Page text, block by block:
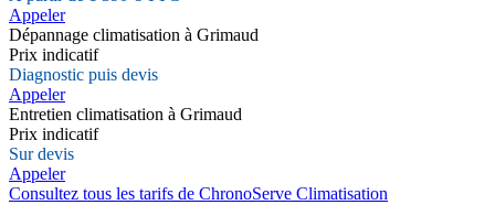
Appeler
Dépannage climatisation à Grimaud
Prix indicatif
Diagnostic puis devis
Appeler
Entretien climatisation à Grimaud
Prix indicatif
Sur devis
Appeler
Consultez tous les tarifs de ChronoServe Climatisation